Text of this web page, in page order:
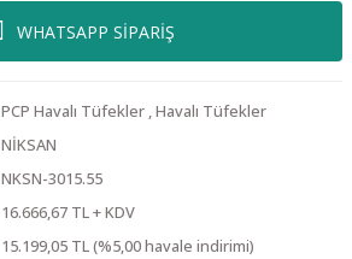
WHATSAPP SİPARİŞ
PCP Havalı Tüfekler ,Havalı Tüfekler
NİKSAN
NKSN-3015.55
16.666,67 TL + KDV
15.199,05 TL (%5,00 havale indirimi)